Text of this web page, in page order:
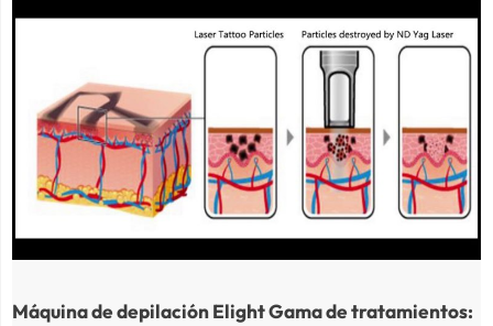
Máquina de depilación Elight Gama de tratamientos: